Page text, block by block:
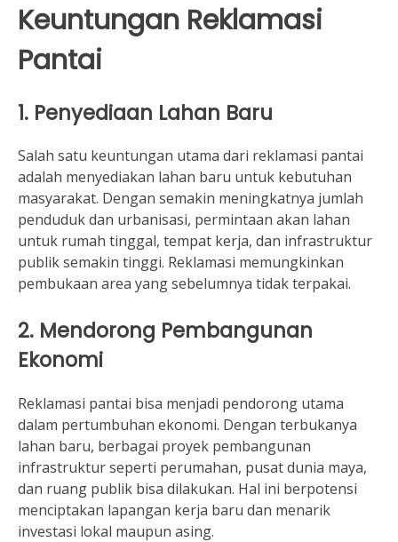
Keuntungan Reklamasi
Pantai
1. Penyediaan Lahan Baru
Salah satu keuntungan utama dari reklamasi pantai
adalah menyediakan lahan baru untuk kebutuhan
masyarakat. Dengan semakin meningkatnya jumlah
penduduk dan urbanisasi, permintaan akan lahan
untuk rumah tinggal, tempat kerja, dan infrastruktur
publik semakin tinggi. Reklamasi memungkinkan
pembukaan area yang sebelumnya tidak terpakai.
2. Mendorong Pembangunan
Ekonomi
Reklamasi pantai bisa menjadi pendorong utama
dalam pertumbuhan ekonomi. Dengan terbukanya
lahan baru, berbagai proyek pembangunan
infrastruktur seperti perumahan, pusat dunia maya,
dan ruang publik bisa dilakukan. Hal ini berpotensi
menciptakan lapangan kerja baru dan menarik
investasi lokal maupun asing.